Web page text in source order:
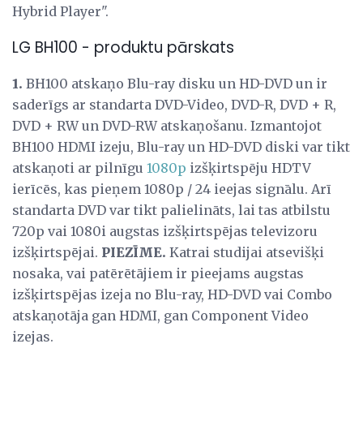
Hybrid Player".
LG BH100 - produktu pārskats
1. BH100 atskaņo Blu-ray disku un HD-DVD un ir
saderīgs ar standarta DVD-Video, DVD-R, DVD + R,
DVD + RW un DVD-RW atskaņošanu. Izmantojot
BH100 HDMI izeju, Blu-ray un HD-DVD diski var tikt
atskaņoti ar pilnīgu 1080p izšķirtspēju HDTV
ierīcēs, kas pieņem 1080p / 24 ieejas signālu. Arī
standarta DVD var tikt palielināts, lai tas atbilstu
720p vai 1080i augstas izšķirtspējas televizoru
izšķirtspējai. PIEZĪME. Katrai studijai atsevišķi
nosaka, vai patērētājiem ir pieejams augstas
izšķirtspējas izeja no Blu-ray, HD-DVD vai Combo
atskaņotāja gan HDMI, gan Component Video
izejas.